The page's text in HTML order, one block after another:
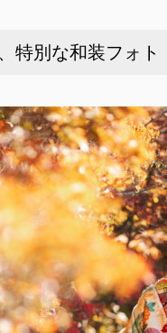
特別な和装フォト